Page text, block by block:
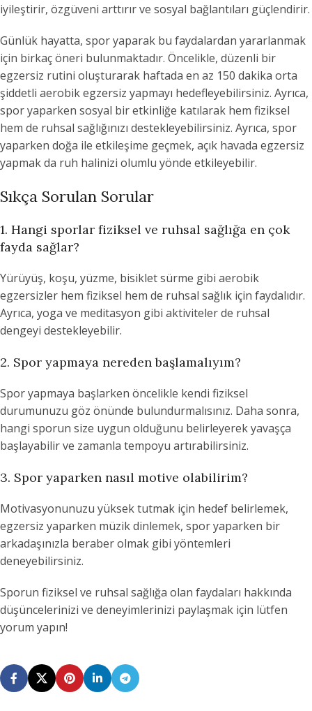
iyileştirir, özgüveni arttırır ve sosyal bağlantıları güçlendirir.
Günlük hayatta, spor yaparak bu faydalardan yararlanmak
için birkaç öneri bulunmaktadır. Öncelikle, düzenli bir
egzersiz rutini oluşturarak haftada en az 150 dakika orta
şiddetli aerobik egzersiz yapmayı hedefleyebilirsiniz. Ayrıca,
spor yaparken sosyal bir etkinliğe katılarak hem fiziksel
hem de ruhsal sağlığınızı destekleyebilirsiniz. Ayrıca, spor
yaparken doğa ile etkileşime geçmek, açık havada egzersiz
yapmak da ruh halinizi olumlu yönde etkileyebilir.
Sıkça Sorulan Sorular
1. Hangi sporlar fiziksel ve ruhsal sağlığa en çok
fayda sağlar?
Yürüyüş, koşu, yüzme, bisiklet sürme gibi aerobik
egzersizler hem fiziksel hem de ruhsal sağlık için faydalıdır.
Ayrıca, yoga ve meditasyon gibi aktiviteler de ruhsal
dengeyi destekleyebilir.
2. Spor yapmaya nereden başlamalıyım?
Spor yapmaya başlarken öncelikle kendi fiziksel
durumunuzu göz önünde bulundurmalısınız. Daha sonra,
hangi sporun size uygun olduğunu belirleyerek yavaşça
başlayabilir ve zamanla tempoyu artırabilirsiniz.
3. Spor yaparken nasıl motive olabilirim?
Motivasyonunuzu yüksek tutmak için hedef belirlemek,
egzersiz yaparken müzik dinlemek, spor yaparken bir
arkadaşınızla beraber olmak gibi yöntemleri
deneyebilirsiniz.
Sporun fiziksel ve ruhsal sağlığa olan faydaları hakkında
düşüncelerinizi ve deneyimlerinizi paylaşmak için lütfen
yorum yapın!